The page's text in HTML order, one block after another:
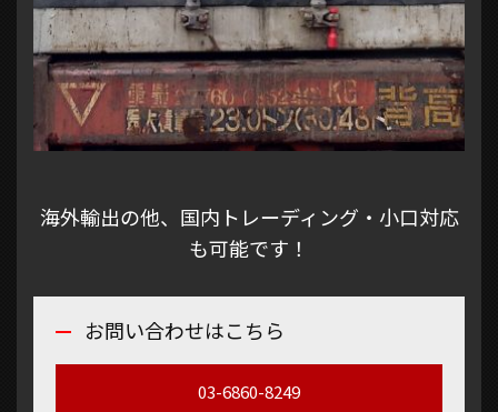
海外輸出の他、国内トレーディング・小口対応
も可能です！
お問い合わせはこちら
03-6860-8249